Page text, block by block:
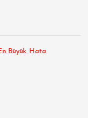
Büyük Hata